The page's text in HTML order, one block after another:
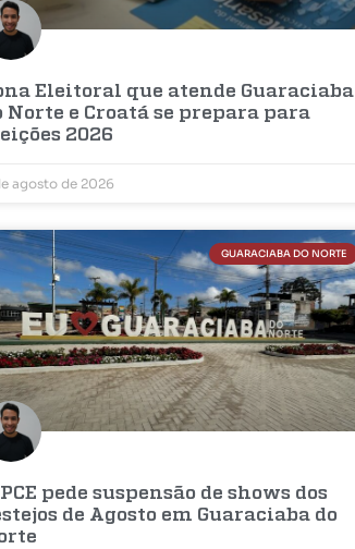
Eleitoral que atende Guaraciaba
Norte e Croatá se prepara para
2026
agosto de 2026
GUARACIABA DO NORTE
pede suspensão de shows dos
de Agosto em Guaraciaba do